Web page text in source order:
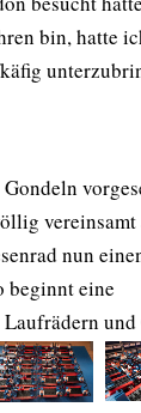
bin, hatte
nun
beginnt eine
und